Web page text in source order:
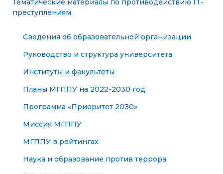
Тематические материалы по противодействию IT-
преступлениям.
Сведения об образовательной организации
Руководство и структура университета
Институты и факультеты
Планы МГППУ на 2022-2030 год
Программа «Приоритет 2030»
Миссия МГППУ
МГППУ в рейтингах
Наука и образование против террора